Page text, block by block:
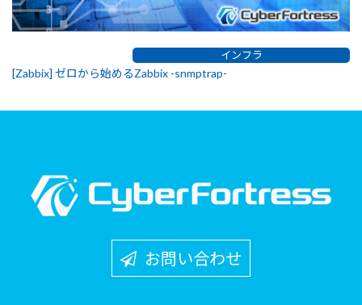
インフラ
[Zabbix] ゼロから始めるZabbix -snmptrap-
お問い合わせ